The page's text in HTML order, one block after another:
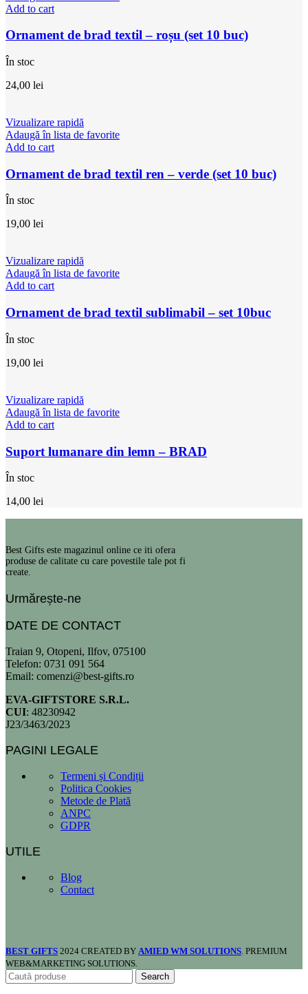
Add to cart
Ornament de brad textil – roșu (set 10 buc)
În stoc
24,00 lei
Vizualizare rapidă
Adaugă în lista de favorite
Add to cart
Ornament de brad textil ren – verde (set 10 buc)
În stoc
19,00 lei
Vizualizare rapidă
Adaugă în lista de favorite
Add to cart
Ornament de brad textil sublimabil – set 10buc
În stoc
19,00 lei
Vizualizare rapidă
Adaugă în lista de favorite
Add to cart
Suport lumanare din lemn – BRAD
În stoc
14,00 lei
Best Gifts este magazinul online ce iti ofera
produse de calitate cu care povestile tale pot fi
create.
Urmărește-ne
DATE DE CONTACT
Traian 9, Otopeni, Ilfov, 075100
Telefon: 0731 091 564
Email: comenzi@best-gifts.ro
EVA-GIFTSTORE S.R.L.
CUI: 48230942
J23/3463/2023
PAGINI LEGALE
Termeni și Condiții
Politica Cookies
Metode de Plată
ANPC
GDPR
UTILE
Blog
Contact
BEST GIFTS 2024 CREATED BY AMIED WM SOLUTIONS. PREMIUM
WEB&MARKETING SOLUTIONS.
Search